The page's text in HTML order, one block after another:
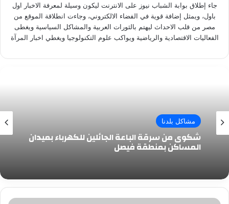
جاء إطلاق بوابة الشباب نيوز على الانترنت ليكون وسيلة لمعرفة الاخبار اول
باول، ويمثل إضافة قوية في الفضاء الالكتروني، وجاءت انطلاقة الموقع من
مصر من قلب الاحداث ليهتم بالثورات العربية والمشاكل السياسية ويغطى
الفعاليات الاقتصادية والرياضية ويواكب علوم التكنولوجيا ويغطي اخبار المرآة
مشاكل بلدنا
شكوى من سرقة الباعة الجائلين للكهرباء بميدان
المساكن بمنطقة فيصل
قارئ